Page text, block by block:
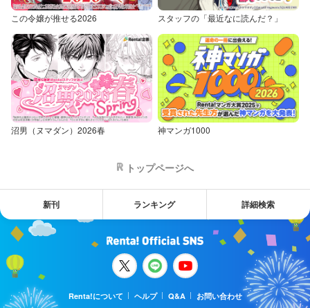
この令嬢が推せる2026 スタッフの「最近なに読んだ？」
沼男（ヌマダン）2026春 神マンガ1000
トップページへ
新刊 ランキング 詳細検索
Renta!について ヘルプ Q&A
お問い合わせ